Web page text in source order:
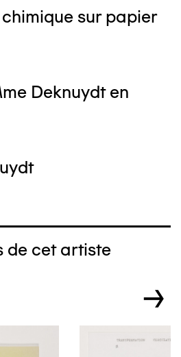
sur papier
Deknuydt en
de cet artiste
→